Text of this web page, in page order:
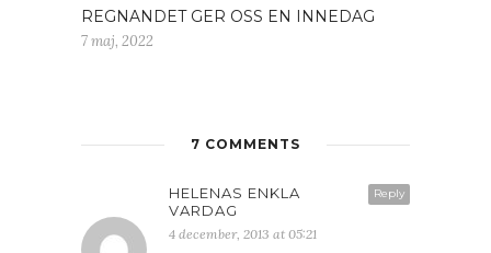
REGNANDET GER OSS EN INNEDAG
7 maj, 2022
7 COMMENTS
Reply
HELENAS ENKLA
VARDAG
4 december, 2013 at 05:21